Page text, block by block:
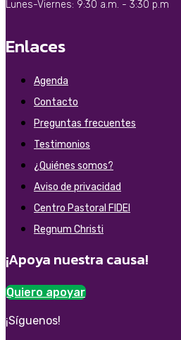
Lunes-Viernes: 9:30 a.m. - 3:30 p.m
Enlaces
Agenda
Contacto
Preguntas frecuentes
Testimonios
¿Quiénes somos?
Aviso de privacidad
Centro Pastoral FIDEI
Regnum Christi
¡Apoya nuestra causa!
Quiero apoyar
¡Síguenos!